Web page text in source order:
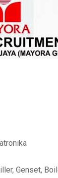
Genset,